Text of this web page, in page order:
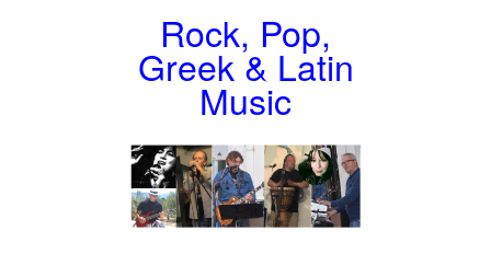
Rock, Pop,
Greek & Latin
Music